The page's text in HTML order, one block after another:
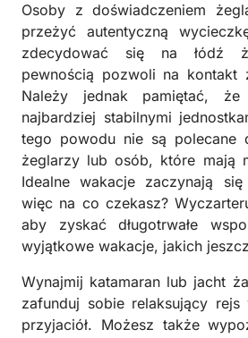
Osoby z doświadczeniem
przeżyć autentyczną
zdecydować się na łódź
pewnością pozwoli na kontakt
Należy jednak pamiętać,
najbardziej stabilnymi
tego powodu nie są polecane
żeglarzy lub osób, które mają
Idealne wakacje zaczynają
więc na co czekasz?
aby zyskać długotrwałe
wyjątkowe wakacje, jakich
Wynajmij katamaran lub jacht
zafunduj sobie relaksujący
przyjaciół. Możesz także